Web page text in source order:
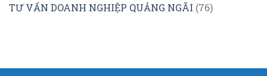
TƯ VẤN DOANH NGHIỆP QUẢNG NGÃI (76)